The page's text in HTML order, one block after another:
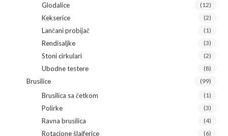
Glodalice (12)
Kekserice (2)
Lančani probijač (1)
Rendisaljke (3)
Stoni cirkulari (2)
Ubodne testere (8)
Brusilice (99)
Brusilica sa četkom (1)
Polirke (3)
Ravna brusilica (4)
Rotacione šlajferice (6)